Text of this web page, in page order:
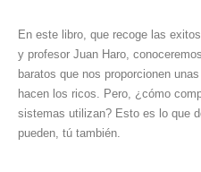
En este libro, que recoge las
y profesor Juan Haro,
baratos que nos proporcionen
hacen los ricos. Pero, ¿cómo
sistemas utilizan? Esto es lo que
pueden, tú también.